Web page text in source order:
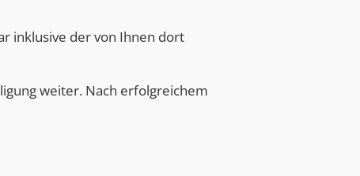
inklusive der von Ihnen dort
weiter. Nach erfolgreichem